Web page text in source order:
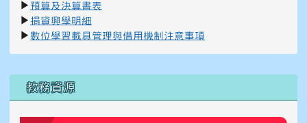
▶ 預算及決算書表
▶ 捐資興學明細
▶ 數位學習載具管理與借用機制注意事項
右邊區域內容
教務資源